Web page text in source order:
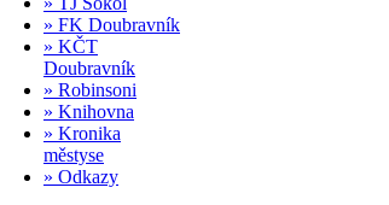
» FK Doubravník
» KČT
Doubravník
» Robinsoni
» Knihovna
» Kronika
městyse
» Odkazy